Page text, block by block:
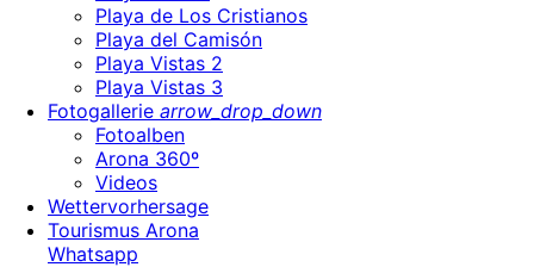
Playa de Los Cristianos
Playa del Camisón
Playa Vistas 2
Playa Vistas 3
Fotogallerie arrow_drop_down
Fotoalben
Arona 360º
Videos
Wettervorhersage
Tourismus Arona
Whatsapp